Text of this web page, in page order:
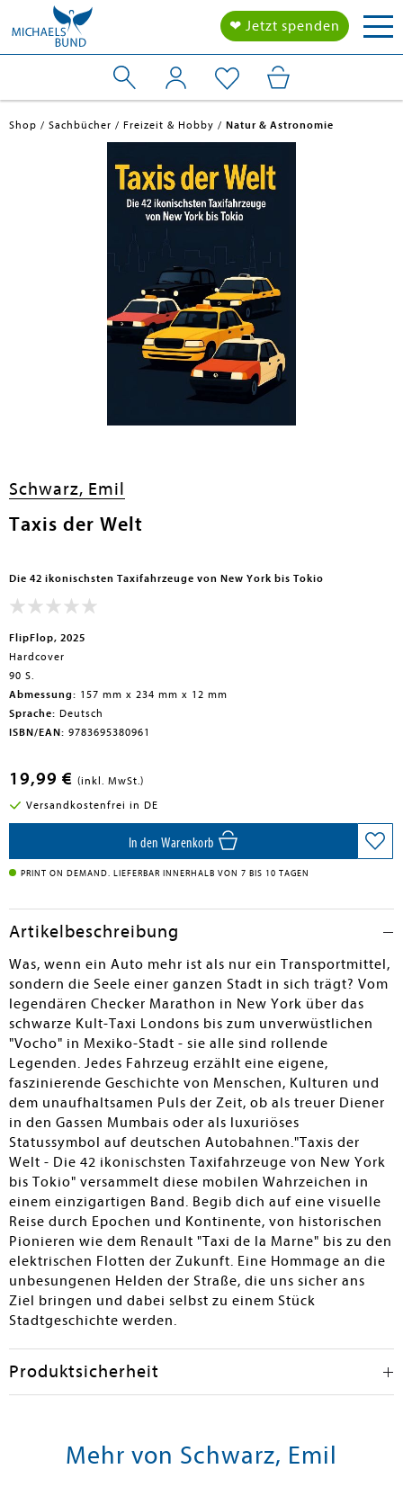
❤ Jetzt spenden
Shop Sachbücher Freizeit & Hobby Natur & Astronomie
Schwarz, Emil
Taxis der Welt
Die 42 ikonischsten Taxifahrzeuge von New York bis Tokio
FlipFlop, 2025
Hardcover
90 S.
Abmessung: 157 mm x 234 mm x 12 mm
Sprache: Deutsch
ISBN/EAN: 9783695380961
19,99 € (inkl. MwSt.)
Versandkostenfrei in DE
In den Warenkorb
PRINT ON DEMAND. LIEFERBAR INNERHALB VON 7 BIS 10 TAGEN
Artikelbeschreibung
Was, wenn ein Auto mehr ist als nur ein Transportmittel,
sondern die Seele einer ganzen Stadt in sich trägt? Vom
legendären Checker Marathon in New York über das
schwarze Kult-Taxi Londons bis zum unverwüstlichen
"Vocho" in Mexiko-Stadt - sie alle sind rollende
Legenden. Jedes Fahrzeug erzählt eine eigene,
faszinierende Geschichte von Menschen, Kulturen und
dem unaufhaltsamen Puls der Zeit, ob als treuer Diener
in den Gassen Mumbais oder als luxuriöses
Statussymbol auf deutschen Autobahnen."Taxis der
Welt - Die 42 ikonischsten Taxifahrzeuge von New York
bis Tokio" versammelt diese mobilen Wahrzeichen in
einem einzigartigen Band. Begib dich auf eine visuelle
Reise durch Epochen und Kontinente, von historischen
Pionieren wie dem Renault "Taxi de la Marne" bis zu den
elektrischen Flotten der Zukunft. Eine Hommage an die
unbesungenen Helden der Straße, die uns sicher ans
Ziel bringen und dabei selbst zu einem Stück
Stadtgeschichte werden.
Produktsicherheit
Mehr von Schwarz, Emil